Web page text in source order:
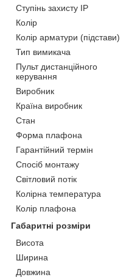
Ступінь захисту IP
Колір
Колір арматури (підстави)
Тип вимикача
Пульт дистанційного
керування
Виробник
Країна виробник
Стан
Форма плафона
Гарантійний термін
Спосіб монтажу
Світловий потік
Колірна температура
Колір плафона
Габаритні розміри
Висота
Ширина
Довжина